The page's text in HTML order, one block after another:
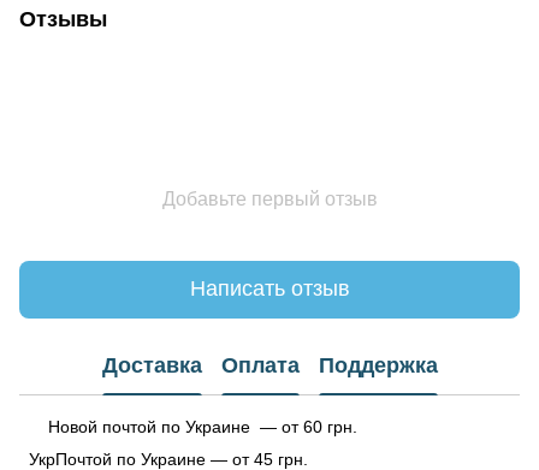
Отзывы
Добавьте первый отзыв
Написать отзыв
Доставка Оплата Поддержка
Новой почтой по Украине — от 60 грн.
УкрПочтой по Украине — от 45 грн.